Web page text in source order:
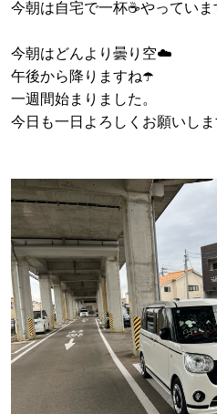
今朝は自宅で一杯☕️やっていま
今朝はどんより曇り空☁️
午後から降りますね☂️
一週間始まりました。
今日も一日よろしくお願いし